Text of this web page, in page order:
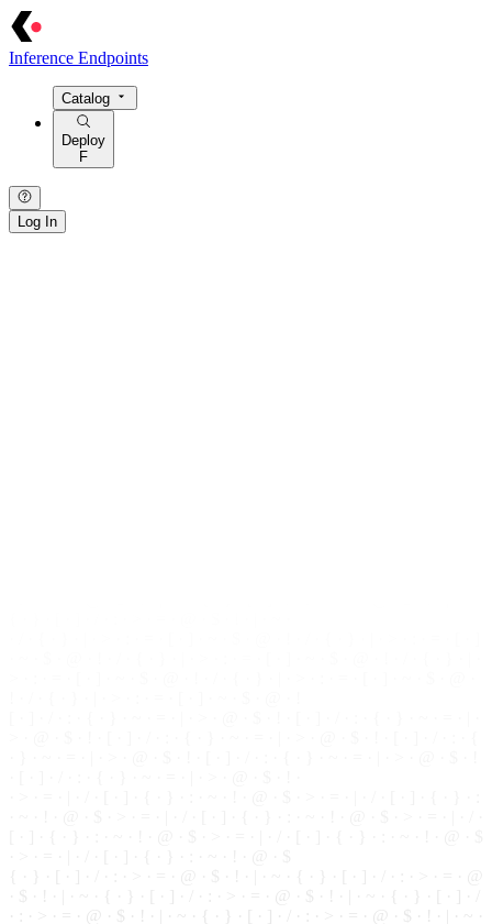
Inference Endpoints
Catalog
Deploy
F
Log In